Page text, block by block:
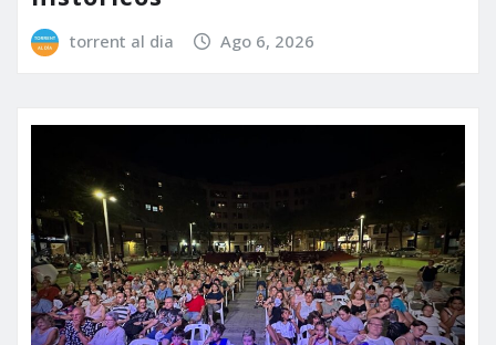
torrent al dia Ago 6, 2026